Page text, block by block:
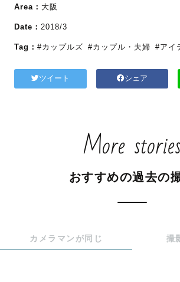
Area： 大阪
Date： 2018/3
Tag： #カップルズ #カップル・夫婦 #アイ
ツイート シェア
More stories
おすすめの過去の
カメラマンが同じ 撮